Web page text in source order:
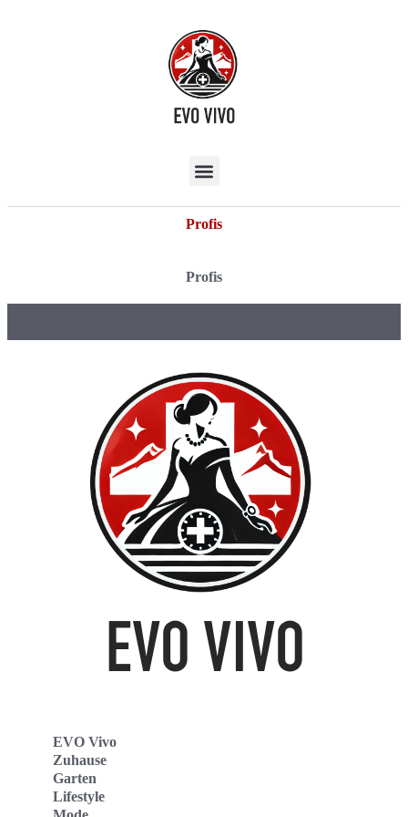
Profis
Profis
EVO Vivo
Zuhause
Garten
Lifestyle